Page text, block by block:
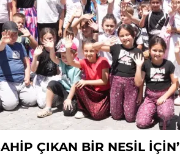
ÇIKAN BİR NESİL İÇİN’